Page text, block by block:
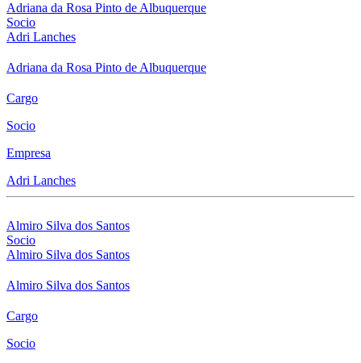
Adriana da Rosa Pinto de Albuquerque
Socio
Adri Lanches
Adriana da Rosa Pinto de Albuquerque
Cargo
Socio
Empresa
Adri Lanches
Almiro Silva dos Santos
Socio
Almiro Silva dos Santos
Almiro Silva dos Santos
Cargo
Socio